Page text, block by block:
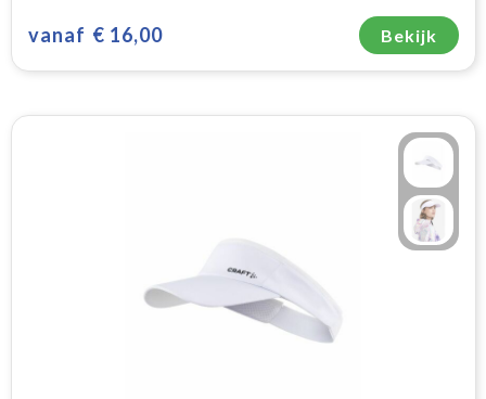
vanaf € 16,00 Bekijk